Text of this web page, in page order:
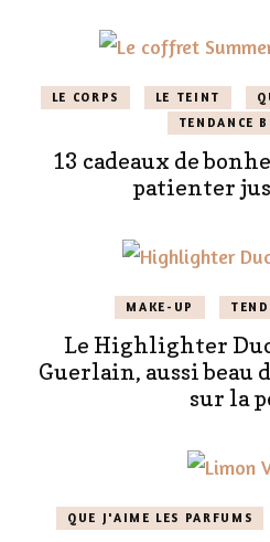
LE CORPS LE TEINT
TENDANCE
13 cadeaux de
patienter
MAKE-UP
Le Highlighter
Guerlain, aussi beau
sur la
QUE J'AIME LES PARFUMS